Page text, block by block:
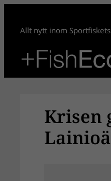
innehåll
Allt nytt inom
Krisen